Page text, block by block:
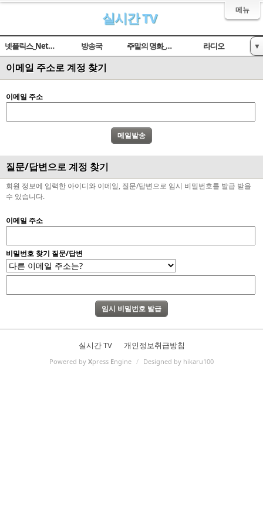
메뉴
실시간 TV
넷플릭스_Netflix 방송국 주말의 명화_옛날TV 라디오
임시 게시판
▼
이메일 주소로 계정 찾기
이메일 주소
질문/답변으로 계정 찾기
회원 정보에 입력한 아이디와 이메일, 질문/답변으로 임시 비밀번호를 발급 받을
수 있습니다.
이메일 주소
비밀번호 찾기 질문/답변
실시간 TV 개인정보취급방침
Powered by Xpress Engine / Designed by hikaru100